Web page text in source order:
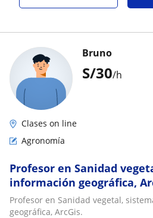
S/30/h
Bruno
Clases on line
Agronomía
Profesor en Sanidad
información geográfica,
Profesor en Sanidad vegetal,
geográfica, ArcGis.